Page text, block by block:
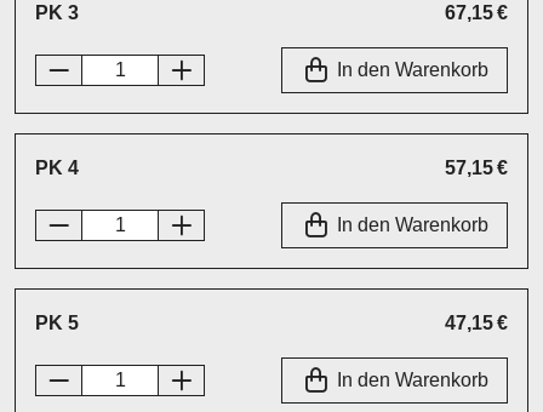
PK 3 67,15 €
In den Warenkorb
PK 4 57,15 €
In den Warenkorb
PK 5 47,15 €
In den Warenkorb